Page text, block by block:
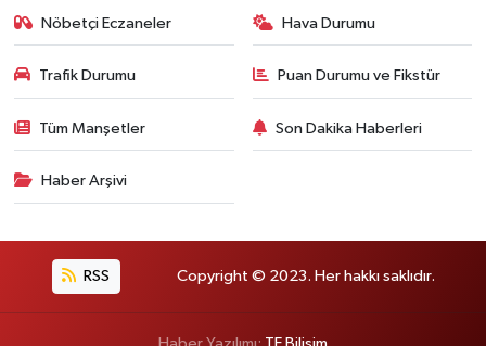
Nöbetçi Eczaneler Hava Durumu
Trafik Durumu Puan Durumu ve Fikstür
Tüm Manşetler Son Dakika Haberleri
Haber Arşivi
RSS Copyright © 2023. Her hakkı saklıdır.